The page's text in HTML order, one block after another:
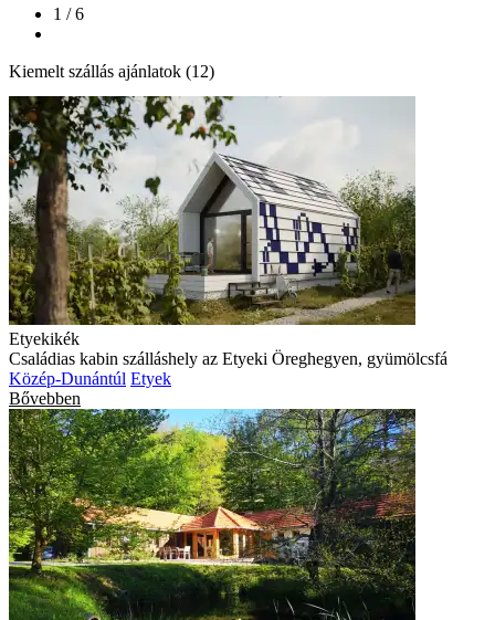
1 / 6
Kiemelt szállás ajánlatok (12)
Etyekikék
Családias kabin szálláshely az Etyeki Öreghegyen, gyümölcsfá
Közép-Dunántúl Etyek
Bővebben